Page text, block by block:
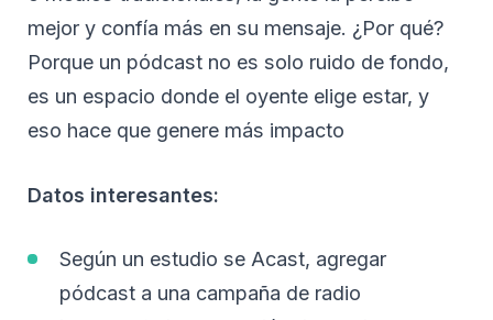
mejor y confía más en su mensaje. ¿Por qué?
Porque un pódcast no es solo ruido de fondo,
es un espacio donde el oyente elige estar, y
eso hace que genere más impacto
Datos interesantes:
Según un estudio se Acast, agregar
pódcast a una campaña de radio